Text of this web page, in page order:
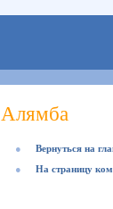
Алямба
●
Вернуться на
●
На страницу